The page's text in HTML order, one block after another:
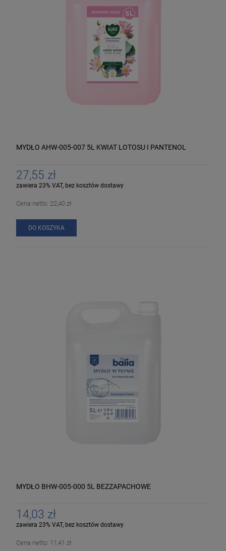
MYDŁO AHW-005-007 5L KWIAT LOTOSU I PANTENOL
27,55 zł
zawiera 23% VAT, bez kosztów dostawy
Cena netto: 22,40 zł
DO KOSZYKA
MYDŁO BHW-005-000 5L BEZZAPACHOWE
14,03 zł
zawiera 23% VAT, bez kosztów dostawy
Cena netto: 11,41 zł